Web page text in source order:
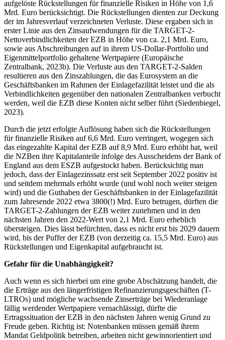
aufgelöste Rückstellungen für finanzielle Risiken in Höhe von 1,6
Mrd. Euro berücksichtigt. Die Rückstellungen dienten zur Deckung
der im Jahresverlauf verzeichneten Verluste. Diese ergaben sich in
erster Linie aus den Zinsaufwendungen für die TARGET-2-
Nettoverbindlichkeiten der EZB in Höhe von ca. 2,1 Mrd. Euro,
sowie aus Abschreibungen auf in ihrem US-Dollar-Portfolio und
Eigenmittelportfolio gehaltene Wertpapiere (Europäische
Zentralbank, 2023b). Die Verluste aus den TARGET-2-Salden
resultieren aus den Zinszahlungen, die das Eurosystem an die
Geschäftsbanken im Rahmen der Einlagefazilität leistet und die als
Verbindlichkeiten gegenüber den nationalen Zentralbanken verbucht
werden, weil die EZB diese Konten nicht selber führt (Siedenbiegel,
2023).
Durch die jetzt erfolgte Auflösung haben sich die Rückstellungen
für finanzielle Risiken auf 6,6 Mrd. Euro verringert, wogegen sich
das eingezahlte Kapital der EZB auf 8,9 Mrd. Euro erhöht hat, weil
die NZBen ihre Kapitalanteile infolge des Ausscheidens der Bank of
England aus dem ESZB aufgestockt haben. Berücksichtig man
jedoch, dass der Einlagezinssatz erst seit September 2022 positiv ist
und seitdem mehrmals erhöht wurde (und wohl noch weiter steigen
wird) und die Guthaben der Geschäftsbanken in der Einlagefazilität
zum Jahresende 2022 etwa 3800(!) Mrd. Euro betrugen, dürften die
TARGET-2-Zahlungen der EZB weiter zunehmen und in den
nächsten Jahren den 2022-Wert von 2,1 Mrd. Euro erheblich
übersteigen. Dies lässt befürchten, dass es nicht erst bis 2029 dauern
wird, bis der Puffer der EZB (von derzeitig ca. 15,5 Mrd. Euro) aus
Rückstellungen und Eigenkapital aufgebraucht ist.
Gefahr für die Unabhängigkeit?
Auch wenn es sich hierbei um eine grobe Abschätzung handelt, die
die Erträge aus den längerfristigen Refinanzierungsgeschäften (T-
LTROs) und mögliche wachsende Zinserträge bei Wiederanlage
fällig werdender Wertpapiere vernachlässigt, dürfte die
Ertragssituation der EZB in den nächsten Jahren wenig Grund zu
Freude geben. Richtig ist: Notenbanken müssen gemäß ihrem
Mandat Geldpolitik betreiben, arbeiten nicht gewinnorientiert und